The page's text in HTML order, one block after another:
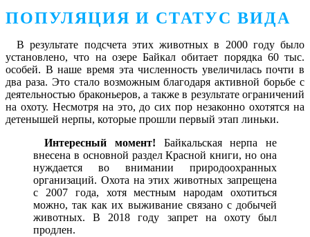
ПОПУЛЯЦИЯ И СТАТУС ВИДА
В результате подсчета этих животных в 2000 году было
установлено, что на озере Байкал обитает порядка 60 тыс.
особей. В наше время эта численность увеличилась почти в
два раза. Это стало возможным благодаря активной борьбе с
деятельностью браконьеров, а также в результате ограничений
на охоту. Несмотря на это, до сих пор незаконно охотятся на
детенышей нерпы, которые прошли первый этап линьки.
Интересный момент! Байкальская нерпа не
внесена в основной раздел Красной книги, но она
нуждается во внимании природоохранных
организаций. Охота на этих животных запрещена
с 2007 года, хотя местным народам охотиться
можно, так как их выживание связано с добычей
животных. В 2018 году запрет на охоту был
продлен.